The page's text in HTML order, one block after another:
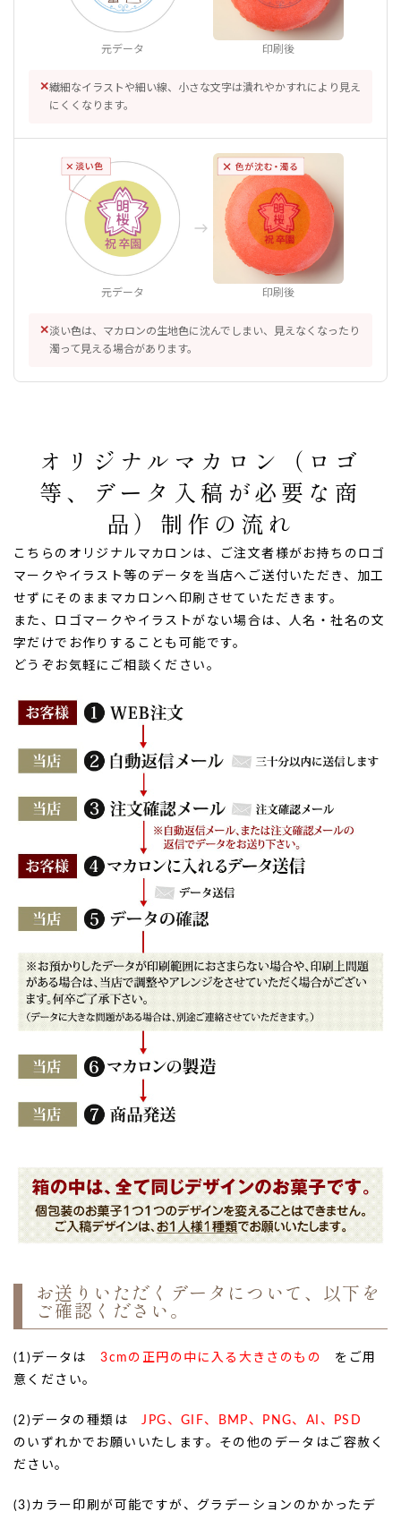
元データ 印刷後
✕繊細なイラストや細い線、小さな文字は潰れやかすれにより見え
にくくなります。
元データ 印刷後
✕淡い色は、マカロンの生地色に沈んでしまい、見えなくなったり
濁って見える場合があります。
オリジナルマカロン（ロゴ
等、データ入稿が必要な商
品）制作の流れ
こちらのオリジナルマカロンは、ご注文者様がお持ちのロゴ
マークやイラスト等のデータを当店へご送付いただき、加工
せずにそのままマカロンへ印刷させていただきます。
また、ロゴマークやイラストがない場合は、人名・社名の文
字だけでお作りすることも可能です。
どうぞお気軽にご相談ください。
お送りいただくデータについて、以下を
ご確認ください。
(1)データは3cmの正円の中に入る大きさのもの
をご用
意ください。
(2)データの種類は JPG、GIF、BMP、PNG、AI、PSD
のいずれかでお願いいたします。その他のデータはご容赦く
ださい。
(3)カラー印刷が可能ですが、グラデーションのかかったデ
お買い物を続ける